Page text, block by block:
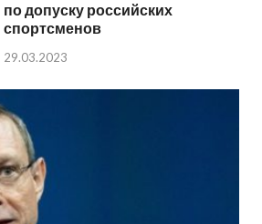
по допуску российских
спортсменов
29.03.2023